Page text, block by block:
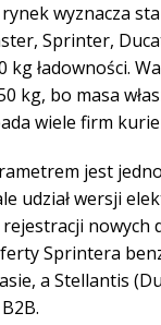
rynek wyznacza
Sprinter,
kg ładowności.
kg, bo masa
wiele firm
jest
udział wersji
nowych
Sprintera
a Stellantis